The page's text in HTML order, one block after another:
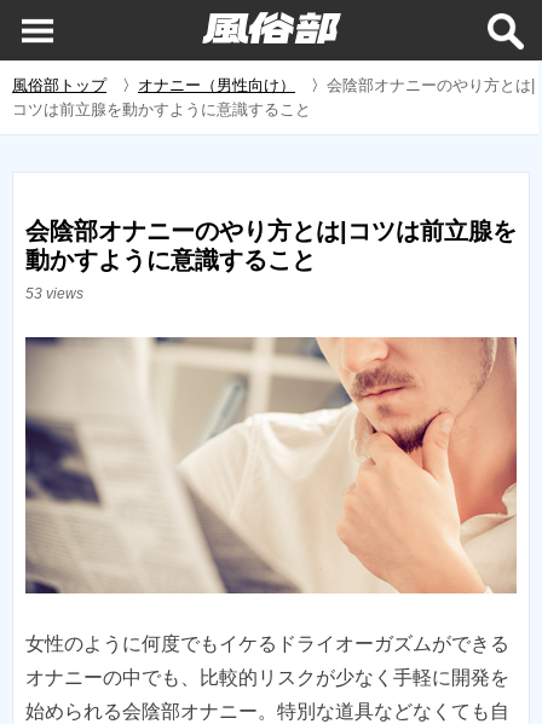
風俗部トップ〉 オナニー（男性向け） 〉 会陰部オナニーのやり方とは|
コツは前立腺を動かすように意識すること
会陰部オナニーのやり方とは|コツは前立腺を
動かすように意識すること
53 views
女性のように何度でもイケるドライオーガズムができる
オナニーの中でも、比較的リスクが少なく手軽に開発を
始められる会陰部オナニー。特別な道具などなくても自